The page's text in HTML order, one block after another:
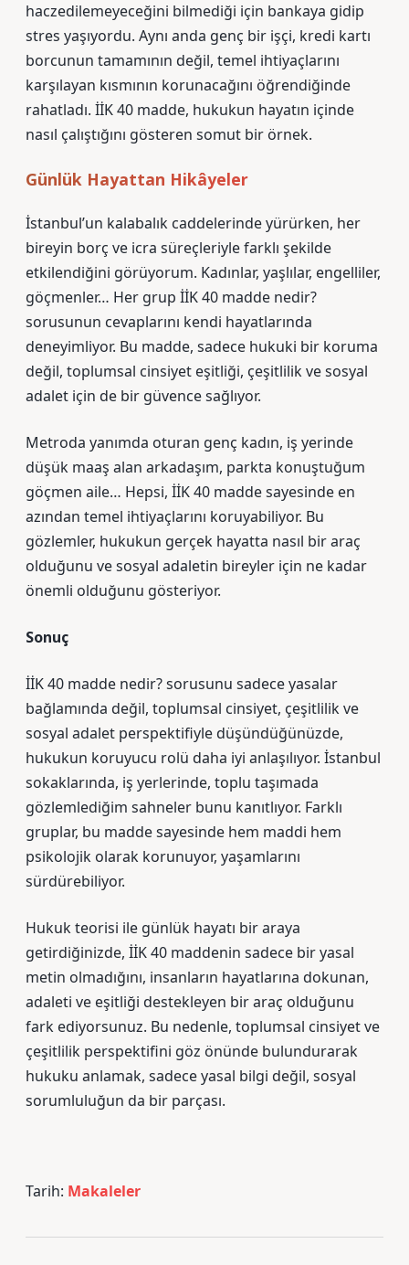
haczedilemeyeceğini bilmediği için bankaya gidip
stres yaşıyordu. Aynı anda genç bir işçi, kredi kartı
borcunun tamamının değil, temel ihtiyaçlarını
karşılayan kısmının korunacağını öğrendiğinde
rahatladı. İİK 40 madde, hukukun hayatın içinde
nasıl çalıştığını gösteren somut bir örnek.
Günlük Hayattan Hikâyeler
İstanbul’un kalabalık caddelerinde yürürken, her
bireyin borç ve icra süreçleriyle farklı şekilde
etkilendiğini görüyorum. Kadınlar, yaşlılar, engelliler,
göçmenler… Her grup İİK 40 madde nedir?
sorusunun cevaplarını kendi hayatlarında
deneyimliyor. Bu madde, sadece hukuki bir koruma
değil, toplumsal cinsiyet eşitliği, çeşitlilik ve sosyal
adalet için de bir güvence sağlıyor.
Metroda yanımda oturan genç kadın, iş yerinde
düşük maaş alan arkadaşım, parkta konuştuğum
göçmen aile… Hepsi, İİK 40 madde sayesinde en
azından temel ihtiyaçlarını koruyabiliyor. Bu
gözlemler, hukukun gerçek hayatta nasıl bir araç
olduğunu ve sosyal adaletin bireyler için ne kadar
önemli olduğunu gösteriyor.
Sonuç
İİK 40 madde nedir? sorusunu sadece yasalar
bağlamında değil, toplumsal cinsiyet, çeşitlilik ve
sosyal adalet perspektifiyle düşündüğünüzde,
hukukun koruyucu rolü daha iyi anlaşılıyor. İstanbul
sokaklarında, iş yerlerinde, toplu taşımada
gözlemlediğim sahneler bunu kanıtlıyor. Farklı
gruplar, bu madde sayesinde hem maddi hem
psikolojik olarak korunuyor, yaşamlarını
sürdürebiliyor.
Hukuk teorisi ile günlük hayatı bir araya
getirdiğinizde, İİK 40 maddenin sadece bir yasal
metin olmadığını, insanların hayatlarına dokunan,
adaleti ve eşitliği destekleyen bir araç olduğunu
fark ediyorsunuz. Bu nedenle, toplumsal cinsiyet ve
çeşitlilik perspektifini göz önünde bulundurarak
hukuku anlamak, sadece yasal bilgi değil, sosyal
sorumluluğun da bir parçası.
Tarih: Makaleler